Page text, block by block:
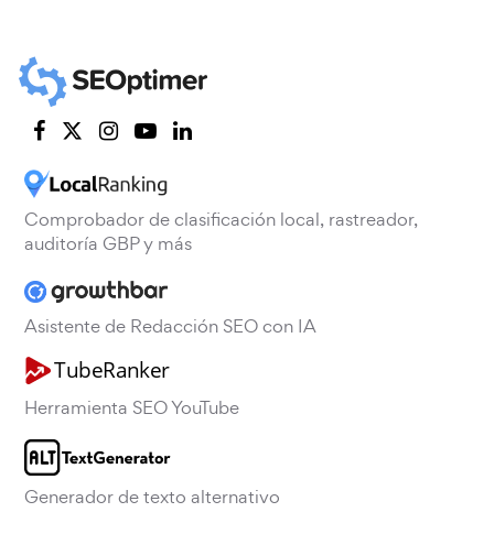
Comprobador de clasificación local, rastreador,
auditoría GBP y más
Asistente de Redacción SEO con IA
Herramienta SEO YouTube
Generador de texto alternativo